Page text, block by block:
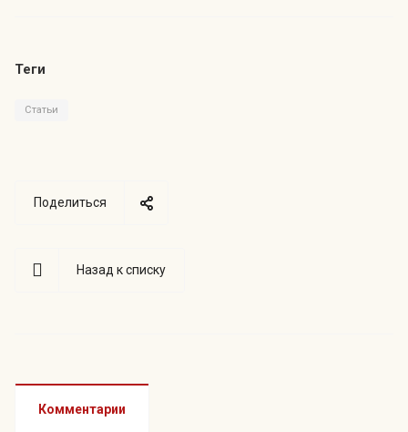
Теги
Статьи
Поделиться
Назад к списку
Комментарии